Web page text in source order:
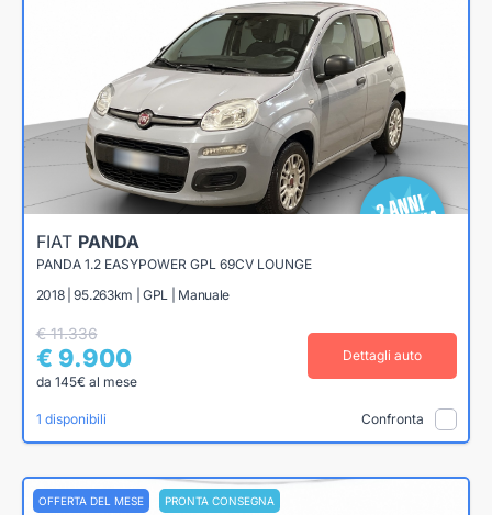
FIAT PANDA
PANDA 1.2 EASYPOWER GPL 69CV LOUNGE
2018 | 95.263km | GPL | Manuale
€ 11.336
€ 9.900
da 145€ al mese
Dettagli auto
1 disponibili Confronta
OFFERTA DEL MESE PRONTA CONSEGNA